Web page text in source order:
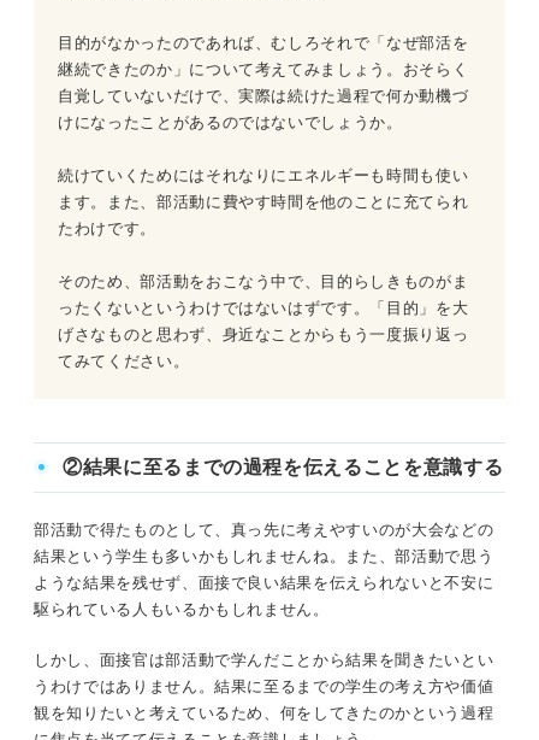
目的がなかったのであれば、むしろそれで「なぜ部活を
継続できたのか」について考えてみましょう。おそらく
自覚していないだけで、実際は続けた過程で何か動機づ
けになったことがあるのではないでしょうか。
続けていくためにはそれなりにエネルギーも時間も使い
ます。また、部活動に費やす時間を他のことに充てられ
たわけです。
そのため、部活動をおこなう中で、目的らしきものがま
ったくないというわけではないはずです。「目的」を大
げさなものと思わず、身近なことからもう一度振り返っ
てみてください。
②結果に至るまでの過程を伝えることを意識する
部活動で得たものとして、真っ先に考えやすいのが大会などの
結果という学生も多いかもしれませんね。また、部活動で思う
ような結果を残せず、面接で良い結果を伝えられないと不安に
駆られている人もいるかもしれません。
しかし、面接官は部活動で学んだことから結果を聞きたいとい
うわけではありません。結果に至るまでの学生の考え方や価値
観を知りたいと考えているため、何をしてきたのかという過程